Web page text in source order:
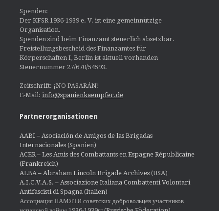
Spenden:
Der KFSR 1936-1939 e. V. ist eine gemeinnützige
Organisation.
Spenden sind beim Finanzamt steuerlich absetzbar.
Freistellungsbescheid des Finanzamtes für
Körperschaften I, Berlin ist aktuell vorhanden
Steuernummer 27/670/54593.
Zeitschrift: ¡NO PASARÁN!
E-Mail: info@spanienkaempfer.de
Partnerorganisationen
AABI – Asociación de Amigos de las Brigadas
Internacionales (Spanien)
ACER – Les Amis des Combattants en Espagne Républicaine
(Frankreich)
ALBA – Abraham Lincoln Brigade Archives (USA)
A.I.C.V.A.S. – Associazione Italiana Combattenti Volontari
Antifascisti di Spagna (Italien)
Ассоциация ПАМЯТИ советских добровольцев участников